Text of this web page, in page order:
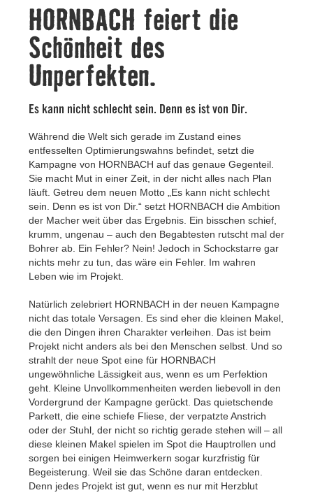
Kontakt
HORNBACH feiert die
Schönheit des
Unperfekten.
Es kann nicht schlecht sein. Denn es ist von Dir.
Während die Welt sich gerade im Zustand eines
entfesselten Optimierungswahns befindet, setzt die
Kampagne von HORNBACH auf das genaue Gegenteil.
Sie macht Mut in einer Zeit, in der nicht alles nach Plan
läuft. Getreu dem neuen Motto „Es kann nicht schlecht
sein. Denn es ist von Dir.“ setzt HORNBACH die Ambition
der Macher weit über das Ergebnis. Ein bisschen schief,
krumm, ungenau – auch den Begabtesten rutscht mal der
Bohrer ab. Ein Fehler? Nein! Jedoch in Schockstarre gar
nichts mehr zu tun, das wäre ein Fehler. Im wahren
Leben wie im Projekt.
Natürlich zelebriert HORNBACH in der neuen Kampagne
nicht das totale Versagen. Es sind eher die kleinen Makel,
die den Dingen ihren Charakter verleihen. Das ist beim
Projekt nicht anders als bei den Menschen selbst. Und so
strahlt der neue Spot eine für HORNBACH
ungewöhnliche Lässigkeit aus, wenn es um Perfektion
geht. Kleine Unvollkommenheiten werden liebevoll in den
Vordergrund der Kampagne gerückt. Das quietschende
Parkett, die eine schiefe Fliese, der verpatzte Anstrich
oder der Stuhl, der nicht so richtig gerade stehen will – all
diese kleinen Makel spielen im Spot die Hauptrollen und
sorgen bei einigen Heimwerkern sogar kurzfristig für
Begeisterung. Weil sie das Schöne daran entdecken.
Denn jedes Projekt ist gut, wenn es nur mit Herzblut